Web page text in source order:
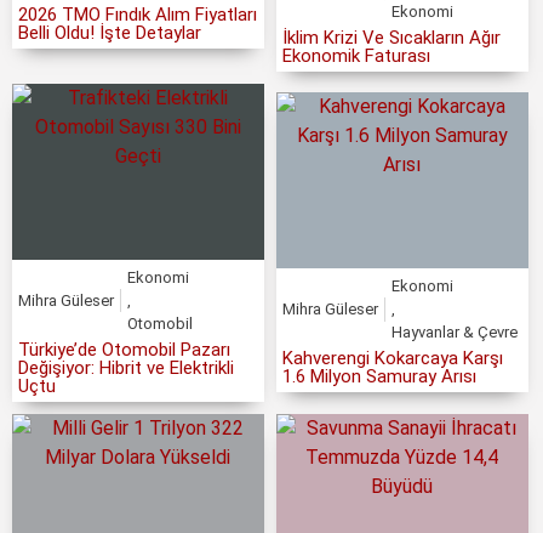
2026 TMO Fındık Alım Fiyatları
Belli Oldu! İşte Detaylar
Ekonomi
İklim Krizi Ve Sıcakların Ağır
Ekonomik Faturası
Mihra Güleser
Ekonomi
Otomobil
Türkiye’de Otomobil Pazarı
Değişiyor: Hibrit ve Elektrikli
Uçtu
Mihra Güleser
Ekonomi
,
Hayvanlar & Çevre
Kahverengi Kokarcaya Karşı
1.6 Milyon Samuray Arısı